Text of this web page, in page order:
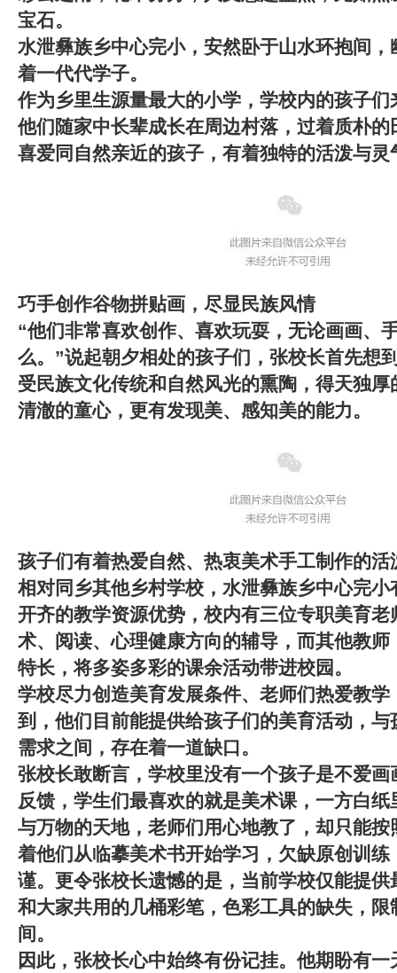
宝石。
水泄彝族乡中心完小，安然卧于山水环抱间
着一代代学子。
作为乡里生源量最大的小学，学校内的孩子
他们随家中长辈成长在周边村落，过着质朴的
喜爱同自然亲近的孩子，有着独特的活泼与灵
巧手创作谷物拼贴画，尽显民族风情
“他们非常喜欢创作、喜欢玩耍，无论画画、
么。”说起朝夕相处的孩子们，张校长首先想
受民族文化传统和自然风光的熏陶，得天独
清澈的童心，更有发现美、感知美的能力。
孩子们有着热爱自然、热衷美术手工制作的活
相对同乡其他乡村学校，水泄彝族乡中心完
开齐的教学资源优势，校内有三位专职美育
术、阅读、心理健康方向的辅导，而其他教
特长，将多姿多彩的课余活动带进校园。
学校尽力创造美育发展条件、老师们热爱教
到，他们目前能提供给孩子们的美育活动，
需求之间，存在着一道缺口。
张校长敢断言，学校里没有一个孩子是不爱
反馈， 学生们最喜欢的就是美术课，一方白
与万物的天地，老师们用心地教了，却只能
着他们从临摹美术书开始学习，欠缺原创训练
谨。更令张校长遗憾的是，当前学校仅能提
和大家共用的几桶彩笔，色彩工具的缺失，
间。
因此，张校长心中始终有份记挂。 他期盼有一